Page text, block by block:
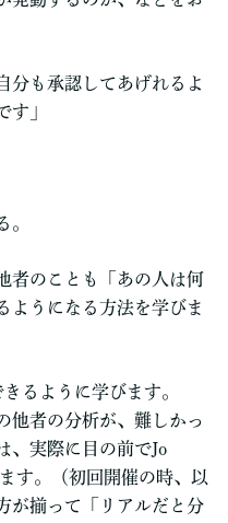
分も承認してあげれるよ
す」
。
者のことも「あの人は何
ようになる方法を学びま
るように学びます。
他者の分析が、難しかっ
、実際に目の前でJo
す。（初回開催の時、以
が揃って「リアルだと分